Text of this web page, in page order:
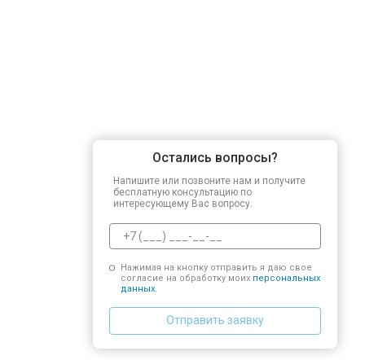
Остались вопросы?
Напишите или позвоните нам и получите
бесплатную консультацию по
интересующему Вас вопросу.
Нажимая на кнопку отправить я даю свое
согласие на обработку моих персональных
данных.
Отправить заявку